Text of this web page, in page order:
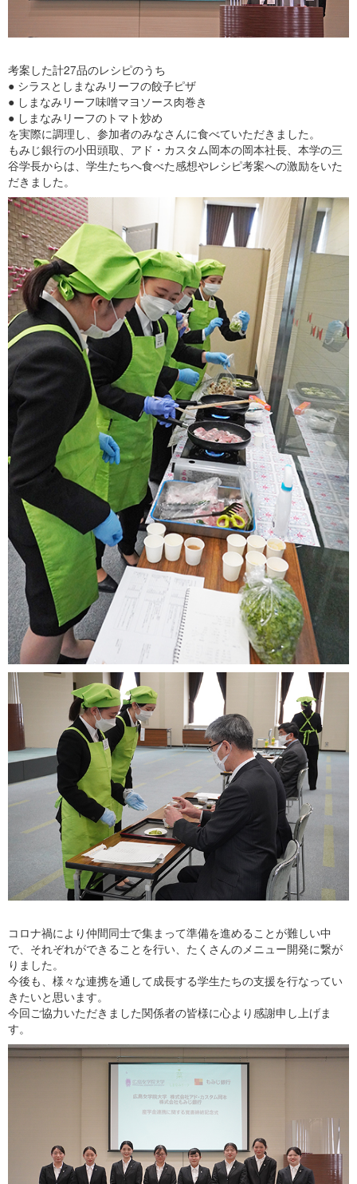
考案した計27品のレシピのうち
● シラスとしまなみリーフの餃子ピザ
● しまなみリーフ味噌マヨソース肉巻き
● しまなみリーフのトマト炒め
を実際に調理し、参加者のみなさんに食べていただきました。
もみじ銀行の小田頭取、アド・カスタム岡本の岡本社長、本学の三
谷学長からは、学生たちへ食べた感想やレシピ考案への激励をいた
だきました。
コロナ禍により仲間同士で集まって準備を進めることが難しい中
で、それぞれができることを行い、たくさんのメニュー開発に繋が
りました。
今後も、様々な連携を通して成長する学生たちの支援を行なってい
きたいと思います。
今回ご協力いただきました関係者の皆様に心より感謝申し上げま
す。